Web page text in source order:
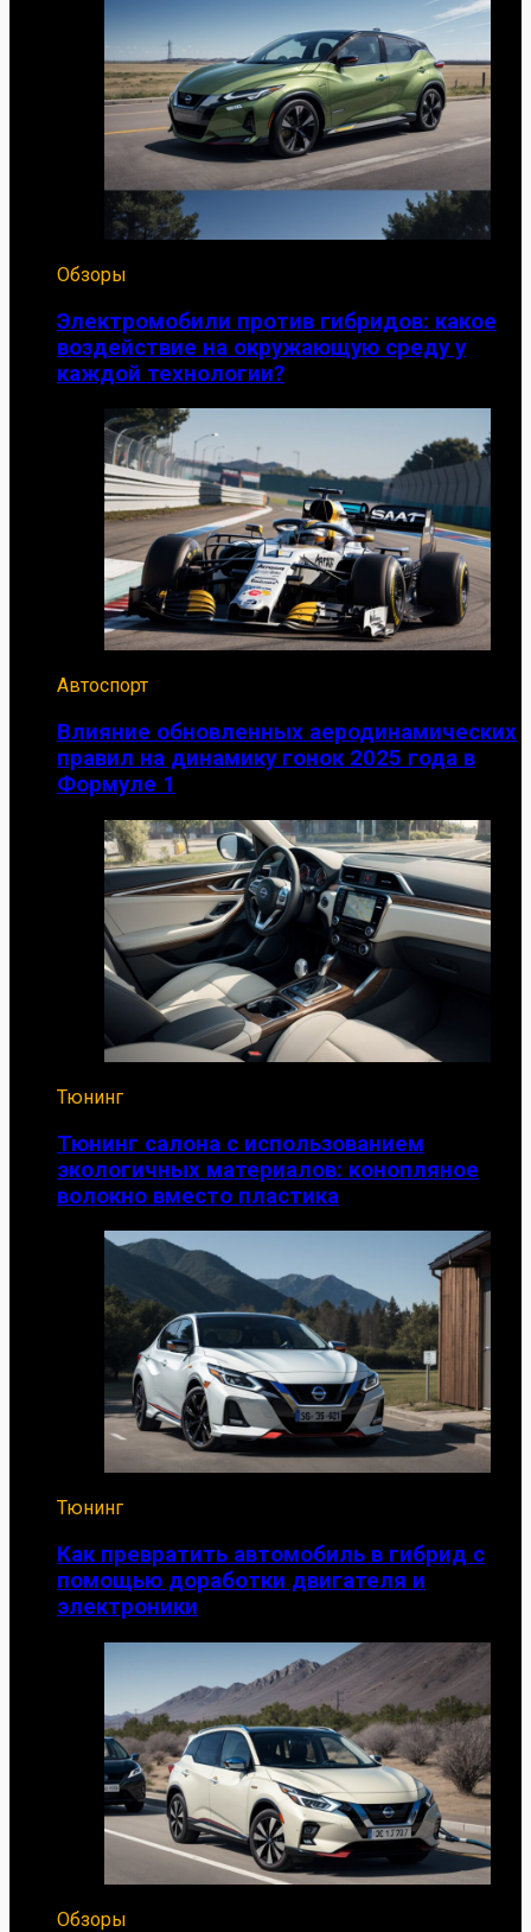
Обзоры
Электромобили против гибридов: какое
воздействие на окружающую среду у
каждой технологии?
Автоспорт
Влияние обновленных аеродинамических
правил на динамику гонок 2025 года в
Формуле 1
Тюнинг
Тюнинг салона с использованием
экологичных материалов: конопляное
волокно вместо пластика
Тюнинг
Как превратить автомобиль в гибрид с
помощью доработки двигателя и
электроники
Обзоры